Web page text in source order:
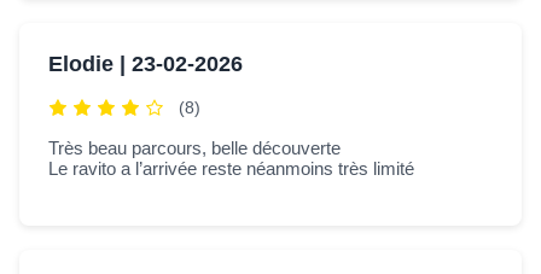
Elodie | 23-02-2026
(8)
Très beau parcours, belle découverte
Le ravito a l’arrivée reste néanmoins très limité